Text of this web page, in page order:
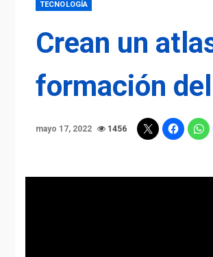
TECNOLOGÍA
Crean un
formación
mayo 17, 2022 1456